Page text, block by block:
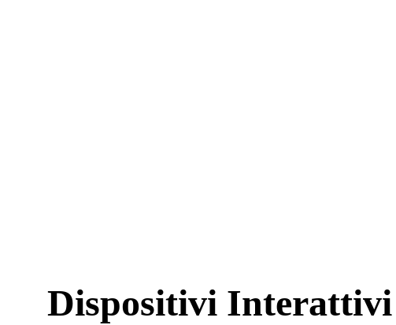
Dispositivi Interattivi